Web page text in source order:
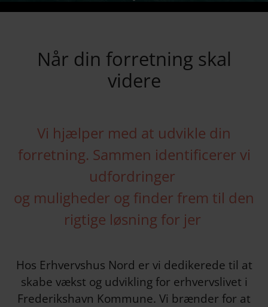
Når din forretning skal
videre
Vi hjælper med at udvikle din
forretning. Sammen identificerer vi
udfordringer
og muligheder og finder frem til den
rigtige løsning for jer
Hos Erhvervshus Nord er vi dedikerede til at
skabe vækst og udvikling for erhvervslivet i
Frederikshavn Kommune. Vi brænder for at